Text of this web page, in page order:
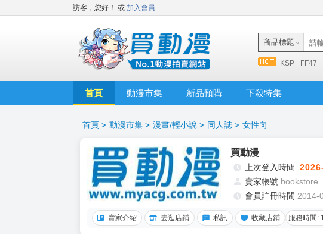
訪客，您好！ 或 加入會員
商品標題
KSP FF47
首頁 動漫市集 新品預購 下殺特集
首頁 > 動漫市集 > 漫畫/輕小說 > 同人誌 > 女性向
買動漫
上次登入時間
賣家帳號 bookstore
會員註冊時間 2014-
賣家介紹 去逛店鋪 私訊 收藏店鋪 服務時間: